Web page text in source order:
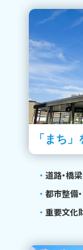
「まち
道路・橋梁
都市整備
重要文化